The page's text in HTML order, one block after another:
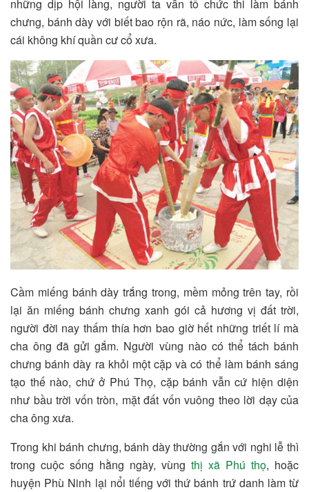
những dịp hội làng, người ta vẫn tổ chức thi làm bánh
chưng, bánh dày với biết bao rộn rã, náo nức, làm sống lại
cái không khí quần cư cổ xưa.
Cầm miếng bánh dày trắng trong, mềm mỏng trên tay, rồi
lại ăn miếng bánh chưng xanh gói cả hương vị đất trời,
người đời nay thấm thía hơn bao giờ hết những triết lí mà
cha ông đã gửi gắm. Người vùng nào có thể tách bánh
chưng bánh dày ra khỏi một cặp và có thể làm bánh sáng
tạo thế nào, chứ ở Phú Thọ, cặp bánh vẫn cứ hiện diện
như bầu trời vốn tròn, mặt đất vốn vuông theo lời dạy của
cha ông xưa.
Trong khi bánh chưng, bánh dày thường gắn với nghi lễ thì
trong cuộc sống hằng ngày, vùng thị xã Phú thọ, hoặc
huyện Phù Ninh lại nổi tiếng với thứ bánh trứ danh làm từ